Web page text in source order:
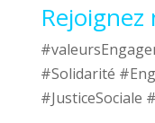
Rejoignez
#Solidarité
#JusticeSociale